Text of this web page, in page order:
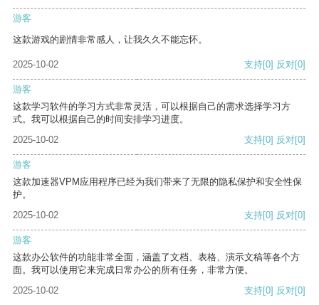
游客
这款游戏的剧情非常感人，让我久久不能忘怀。
2025-10-02 支持[0] 反对[0]
游客
这款学习软件的学习方式非常灵活，可以根据自己的需求选择学习方
式。我可以根据自己的时间安排学习进度。
2025-10-02
支持[0] 反对[0]
游客
这款加速器VPM应用程序已经为我们带来了无限的隐私保护和安全性保
护。
2025-10-02
支持[0] 反对[0]
游客
这款办公软件的功能非常全面，涵盖了文档、表格、演示文稿等各个方
面。我可以使用它来完成日常办公的所有任务，非常方便。
2025-10-02
支持[0] 反对[0]